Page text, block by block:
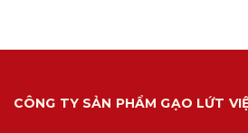
CÔNG TY SẢN PHẨM GẠO LỨT